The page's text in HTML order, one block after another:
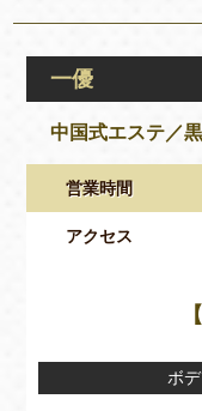
一優
中国式エステ／
営業時間
アクセス
ボ